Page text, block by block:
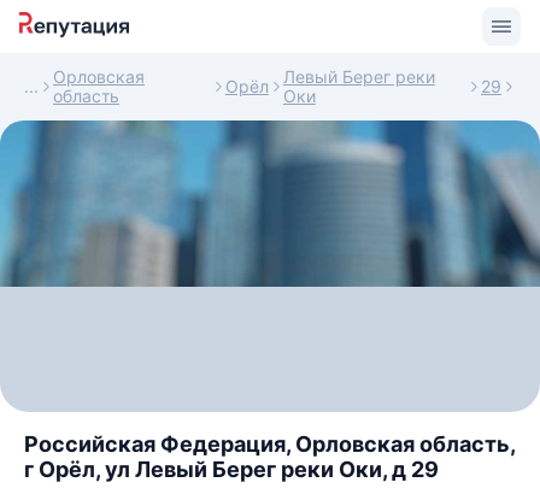
Орловская
область
Орёл
Левый Берег реки
Оки
29
Российская Федерация, Орловская область,
г Орёл, ул Левый Берег реки Оки, д 29